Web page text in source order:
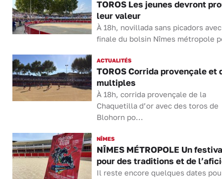
TOROS Les jeunes devront
leur valeur
À 18h, novillada sans picadors
finale du bolsin Nîmes métropole
ACTUALITÉS
TOROS Corrida provençale et
multiples
À 18h, corrida provençale de la
Chaquetilla d’or avec des toros de
Blohorn po...
NÎMES
NÎMES MÉTROPOLE Un
pour des traditions et de
Il reste encore quelques dates